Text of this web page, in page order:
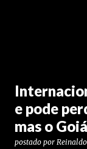
e pode
mas o
postado por